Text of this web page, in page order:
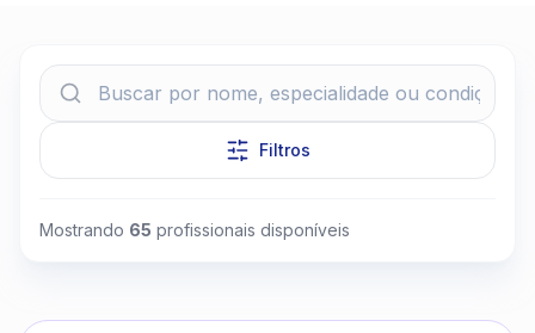
Filtros
Mostrando 65 profissionais disponíveis